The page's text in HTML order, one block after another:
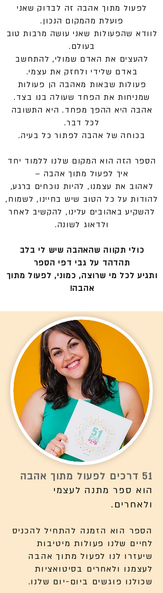
לפעול מתוך אהבה זה לבדוק שאני
פועלת מהמקום הנכון.
לוודא שהפעולות שאני עושה מרבות טוב
בעולם.
להעצים את האדם שמולי, להתחשב
באדם שלידי ולחזק את עצמי.
פעולות שבאות מאהבה הן פעולות
שמניחות את הפחד שעולה בנו בצד.
אהבה היא ההפך מפחד. היא התשובה
לכל דבר.
בכוחה של אהבה לפתור כל בעיה.
הספר הזה הוא המקום שלנו ללמוד יחד
איך לפעול מתוך אהבה –
לאהוב את עצמנו, להיות נוכחים ברגע,
להודות על כל הטוב שיש בחיינו, לשמוח,
להשקיע באהובים עלינו, להקשיב לאחר
ולדאוג לשונה.
כולי תקווה שהאהבה שיש לי בלב
תהדהד על גבי דפי הספר
ותגיע לכל מי שרוצה, כמוני, לפעול מתוך
אהבה!
51 דרכים לפעול מתוך אהבה
הוא ספר מתנה לעצמי
ולאחרים.
הספר הוא הזמנה להתחיל להכניס
לחיים שלנו פעולות מיטיבות
שיעזרו לנו לפעול מתוך אהבה
לעצמנו ולאחרים בסיטואציות
שכולנו פוגשים ביום-יום שלנו.